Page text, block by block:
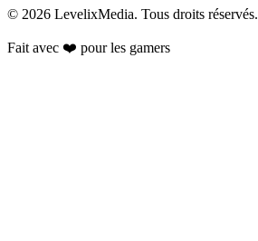
© 2026 LevelixMedia. Tous droits réservés.
Fait avec ❤️ pour les gamers